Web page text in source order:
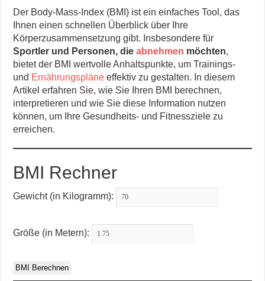
Der Body-Mass-Index (BMI) ist ein einfaches Tool, das
Ihnen einen schnellen Überblick über Ihre
Körperzusammensetzung gibt. Insbesondere für
Sportler und Personen, dieabnehmen möchten,
bietet der BMI wertvolle Anhaltspunkte, um Trainings-
und Ernährungspläne effektiv zu gestalten. In diesem
Artikel erfahren Sie, wie Sie Ihren BMI berechnen,
interpretieren und wie Sie diese Information nutzen
können, um Ihre Gesundheits- und Fitnessziele zu
erreichen.
BMI Rechner
Gewicht (in Kilogramm):
Größe (in Metern):
BMI Berechnen